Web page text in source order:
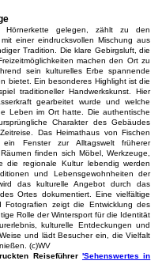
Hörnerkette gelegen, zählt zu den
einer eindrucksvollen Mischung aus
Tradition. Die klare Gebirgsluft, die
machen den Ort zu
sein kulturelles Erbe spannende
bietet. Ein besonderes Highlight ist die
traditioneller Handwerkskunst. Hier
gearbeitet wurde und welche
Leben im Ort hatte. Die authentische
Charakter des Gebäudes
Das Heimathaus von Fischen
Fenster zur Alltagswelt früherer
finden sich Möbel, Werkzeuge,
die regionale Kultur lebendig werden
und Lebensgewohnheiten der
das kulturelle Angebot durch das
Ortes dokumentiert. Eine vielfältige
Fotografien zeigt die Entwicklung des
Rolle der Wintersport für die Identität
kulturelle Entdeckungen und
und lädt Besucher ein, die Vielfalt
(c)WV
Reiseführer 'Sehenswertes in